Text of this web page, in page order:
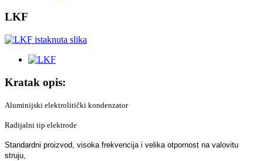
LKF
Kratak opis:
Aluminijski elektrolitički kondenzator
Radijalni tip elektrode
Standardni proizvod, visoka frekvencija i velika otpornost na valovitu
struju,